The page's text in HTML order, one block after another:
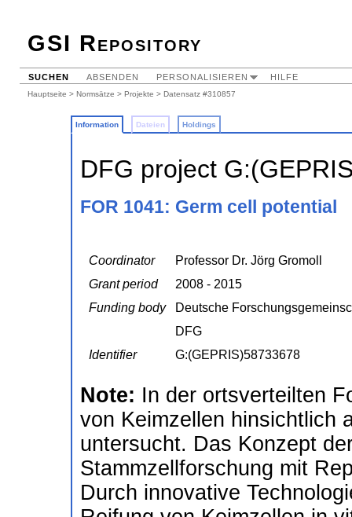
GSI Repository
SUCHEN ABSENDEN PERSONALISIEREN HILFE
Hauptseite > Normsätze > Projekte > Datensatz #310857
Information Dateien Holdings
DFG project
FOR 1041: Germ cell potential
Coordinator
Professor Dr. Jörg Gromoll
Grant period
2008 - 2015
Funding body
Deutsche
DFG
Identifier
G:(GEPRIS)58733678
Note: In der ortsverteilten
von Keimzellen hinsichtlich
untersucht. Das Konzept
Stammzellforschung mit
Durch innovative